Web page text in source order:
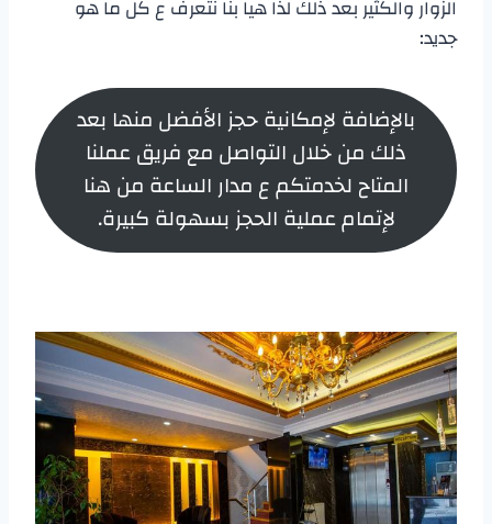
الزوار والكثير بعد ذلك لذا هيا بنا نتعرف ع كل ما هو
جديد:
بالإضافة لإمكانية حجز الأفضل منها بعد
ذلك من خلال التواصل مع فريق عملنا
المتاح لخدمتكم ع مدار الساعة من هنا
لإتمام عملية الحجز بسهولة كبيرة.